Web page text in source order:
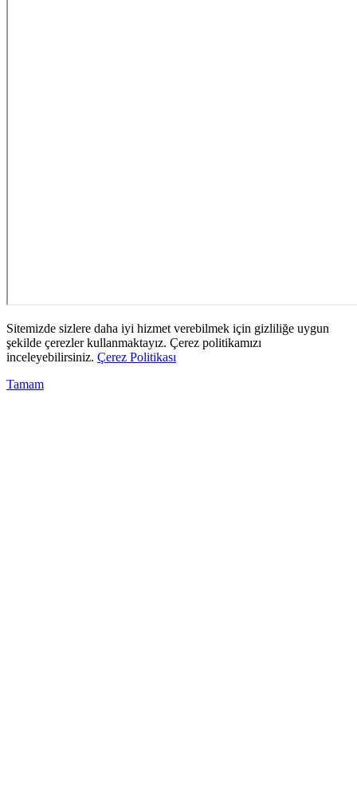
Sitemizde sizlere daha iyi hizmet verebilmek için gizliliğe uygun
şekilde çerezler kullanmaktayız. Çerez politikamızı
inceleyebilirsiniz. Çerez Politikası
Tamam